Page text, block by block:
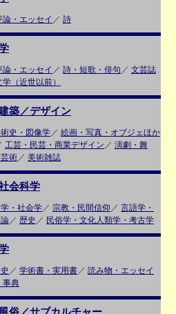
論・エッセイ ／ 詩
論・エッセイ ／ 詩・短歌・俳句 ／ 文芸誌
（近世以前）
築／デザイン
史・図像学／ 絵画・写真・オブジェほか
工芸・民芸・商業デザイン ／ 演劇・舞
術／ 美術雑誌
会科学
・社会学／ 宗教・民間信仰 ／ 言語学・
／ 歴史 ／ 民俗学・文化人類学・考古学
／ 学術書・実用書／ 読み物・エッセイ
事典
俗／サブカルチャー